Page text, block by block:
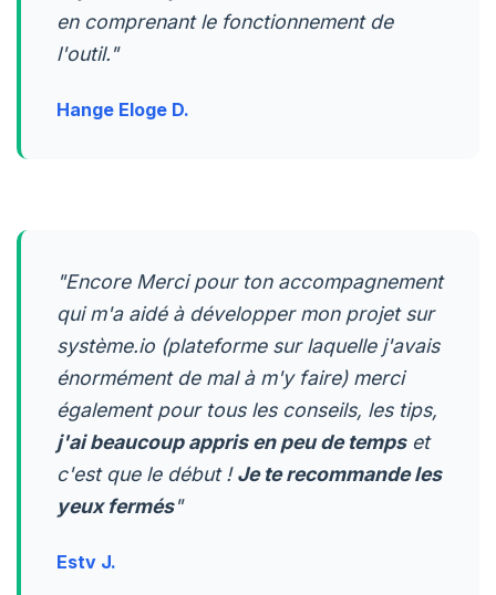
en comprenant le fonctionnement de
l'outil."
Hange Eloge D.
"Encore Merci pour ton accompagnement
qui m'a aidé à développer mon projet sur
système.io (plateforme sur laquelle j'avais
énormément de mal à m'y faire) merci
également pour tous les conseils, les tips,
j'ai beaucoup appris en peu de tempset
c'est que le début !Je te recommande les
yeux fermés"
Estv J.